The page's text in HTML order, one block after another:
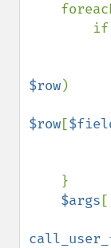
$row)
$row[
$args